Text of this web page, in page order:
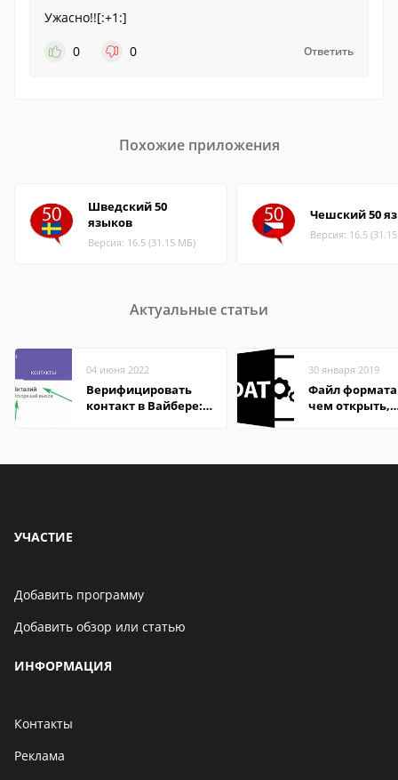
Ужасно!![:+1:]
0
0 Ответить
Похожие приложения
Шведский 50
языков
Версия: 16.5 (31.15 МБ)
Чешский 50
Версия: 16.5
Актуальные статьи
04 июня 2022
Верифицировать
контакт в Вайбере:
30 января 2019
Файл формата
чем открыть,
УЧАСТИЕ
Добавить программу
Добавить обзор или статью
ИНФОРМАЦИЯ
Контакты
Реклама